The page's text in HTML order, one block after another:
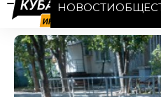
НОВОСТИ